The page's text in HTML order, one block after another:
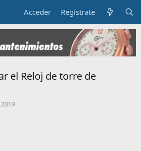
Acceder Regístrate
el Reloj de torre de